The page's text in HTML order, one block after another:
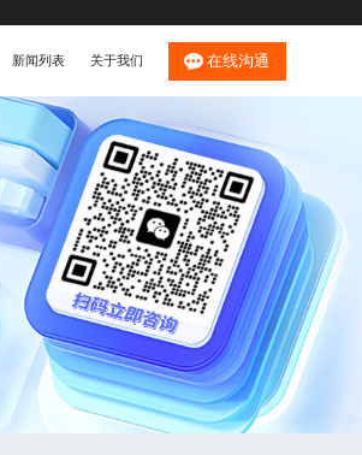
新闻列表 关于我们 在线沟通